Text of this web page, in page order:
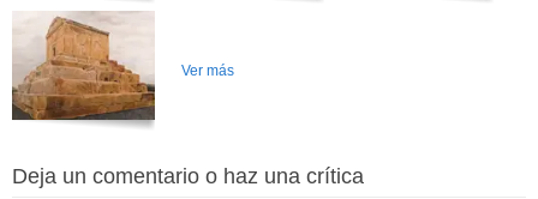
Ver más
Deja un comentario o haz una crítica